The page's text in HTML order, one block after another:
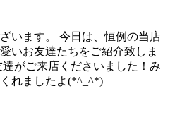
います。 今日は、恒例の当店
いお友達たちをご紹介致しま
がご来店くださいました！み
れましたよ(*^_^*)